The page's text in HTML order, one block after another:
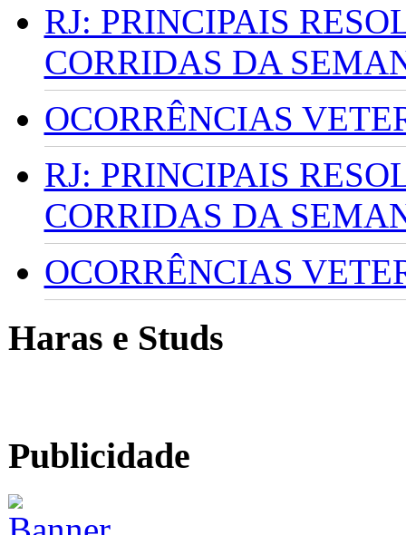
RJ: PRINCIPAIS
CORRIDAS DA
OCORRÊNCIAS
RJ: PRINCIPAIS
CORRIDAS DA
OCORRÊNCIAS
Haras e Studs
Publicidade